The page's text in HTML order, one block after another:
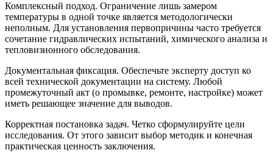
Комплексный подход. Ограничение лишь замером
температуры в одной точке является методологически
неполным. Для установления первопричины часто требуется
сочетание гидравлических испытаний, химического анализа и
тепловизионного обследования.
Документальная фиксация. Обеспечьте эксперту доступ ко
всей технической документации на систему. Любой
промежуточный акт (о промывке, ремонте, настройке) может
иметь решающее значение для выводов.
Корректная постановка задач. Четко сформулируйте цели
исследования. От этого зависит выбор методик и конечная
практическая ценность заключения.